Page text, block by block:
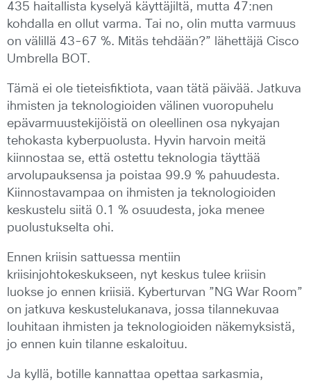
435 haitallista kyselyä käyttäjiltä, mutta 47:nen
kohdalla en ollut varma. Tai no, olin mutta varmuus
on välillä 43-67 %. Mitäs tehdään?” lähettäjä Cisco
Umbrella BOT.
Tämä ei ole tieteisfiktiota, vaan tätä päivää. Jatkuva
ihmisten ja teknologioiden välinen vuoropuhelu
epävarmuustekijöistä on oleellinen osa nykyajan
tehokasta kyberpuolusta. Hyvin harvoin meitä
kiinnostaa se, että ostettu teknologia täyttää
arvolupauksensa ja poistaa 99.9 % pahuudesta.
Kiinnostavampaa on ihmisten ja teknologioiden
keskustelu siitä 0.1 % osuudesta, joka menee
puolustukselta ohi.
Ennen kriisin sattuessa mentiin
kriisinjohtokeskukseen, nyt keskus tulee kriisin
luokse jo ennen kriisiä. Kyberturvan ”NG War Room”
on jatkuva keskustelukanava, jossa tilannekuvaa
louhitaan ihmisten ja teknologioiden näkemyksistä,
jo ennen kuin tilanne eskaloituu.
Ja kyllä, botille kannattaa opettaa sarkasmia,